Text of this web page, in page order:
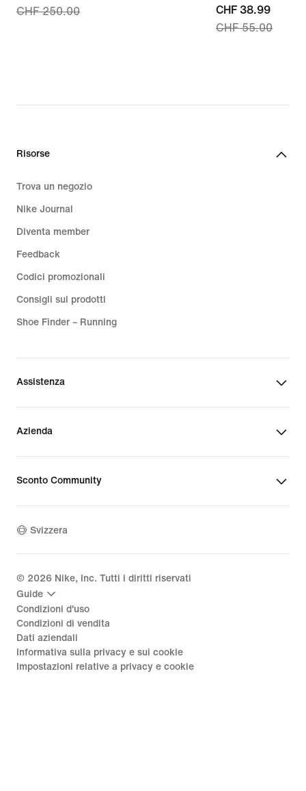
price
CHF
CHF 250.00
current
price
price
CHF 38.99
CHF 55.00
Risorse
Trova un negozio
Nike Journal
Diventa member
Feedback
Codici promozionali
Consigli sui prodotti
Shoe Finder – Running
Assistenza
Azienda
Sconto Community
Svizzera
© 2026 Nike, Inc. Tutti i diritti riservati
Guide
Condizioni d'uso
Condizioni di vendita
Dati aziendali
Informativa sulla privacy e sui cookie
Impostazioni relative a privacy e cookie